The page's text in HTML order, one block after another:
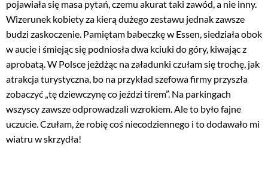
pojawiała się masa pytań, czemu akurat taki zawód, a nie inny.
Wizerunek kobiety za kierą dużego zestawu jednak zawsze
budzi zaskoczenie. Pamiętam babeczkę w Essen, siedziała obok
w aucie i śmiejąc się podniosła dwa kciuki do góry, kiwając z
aprobatą. W Polsce jeżdżąc na załadunki czułam się trochę, jak
atrakcja turystyczna, bo na przykład szefowa firmy przyszła
zobaczyć „tę dziewczynę co jeździ tirem”. Na parkingach
wszyscy zawsze odprowadzali wzrokiem. Ale to było fajne
uczucie. Czułam, że robię coś niecodziennego i to dodawało mi
wiatru w skrzydła!